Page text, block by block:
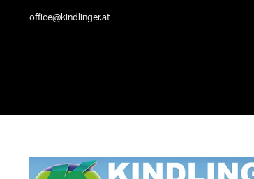
office@kindlinger.at